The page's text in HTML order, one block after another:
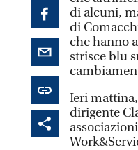
di alcuni,
di
che hanno
strisce blu
Ieri
dirigente